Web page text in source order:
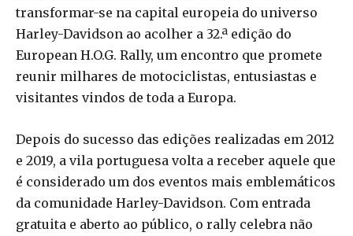
transformar-se na capital europeia do universo
Harley-Davidson ao acolher a 32.ª edição do
European H.O.G. Rally, um encontro que promete
reunir milhares de motociclistas, entusiastas e
visitantes vindos de toda a Europa.
Depois do sucesso das edições realizadas em 2012
e 2019, a vila portuguesa volta a receber aquele que
é considerado um dos eventos mais emblemáticos
da comunidade Harley-Davidson. Com entrada
gratuita e aberto ao público, o rally celebra não